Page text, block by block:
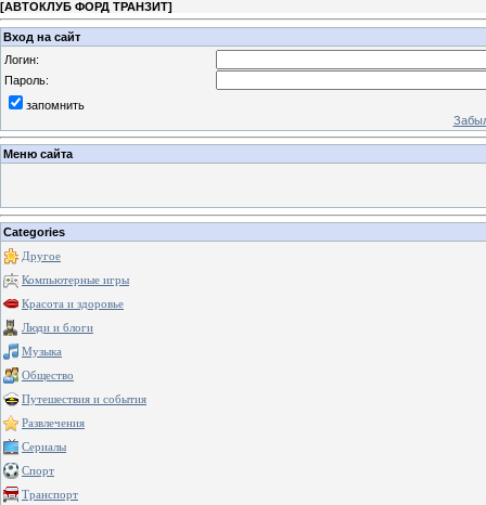
[АВТОКЛУБ ФОРД ТРАНЗИТ]
Вход на сайт
Логин:
Пароль:
запомнить
Меню сайта
Categories
Другое
Компьютерные игры
Красота и здоровье
Люди и блоги
Музыка
Общество
Путешествия и события
Развлечения
Сериалы
Спорт
Транспорт